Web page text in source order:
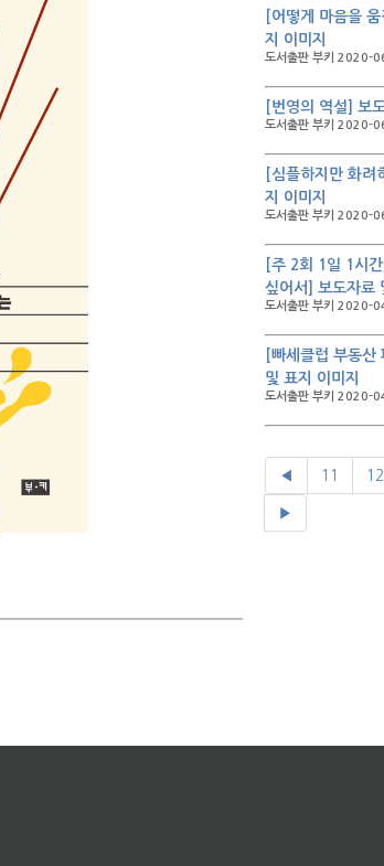
[어떻게 마음을
지 이미지
도서출판 부키 2020-
[번영의 역설] 보
도서출판 부키 2020-
[심플하지만 화
지 이미지
도서출판 부키 2020-
[주 2회 1일 1시
싶어서] 보도자료
도서출판 부키 2020-
[빠세클럽 부동
및 표지 이미지
도서출판 부키 2020-
◀ 11 12
▶